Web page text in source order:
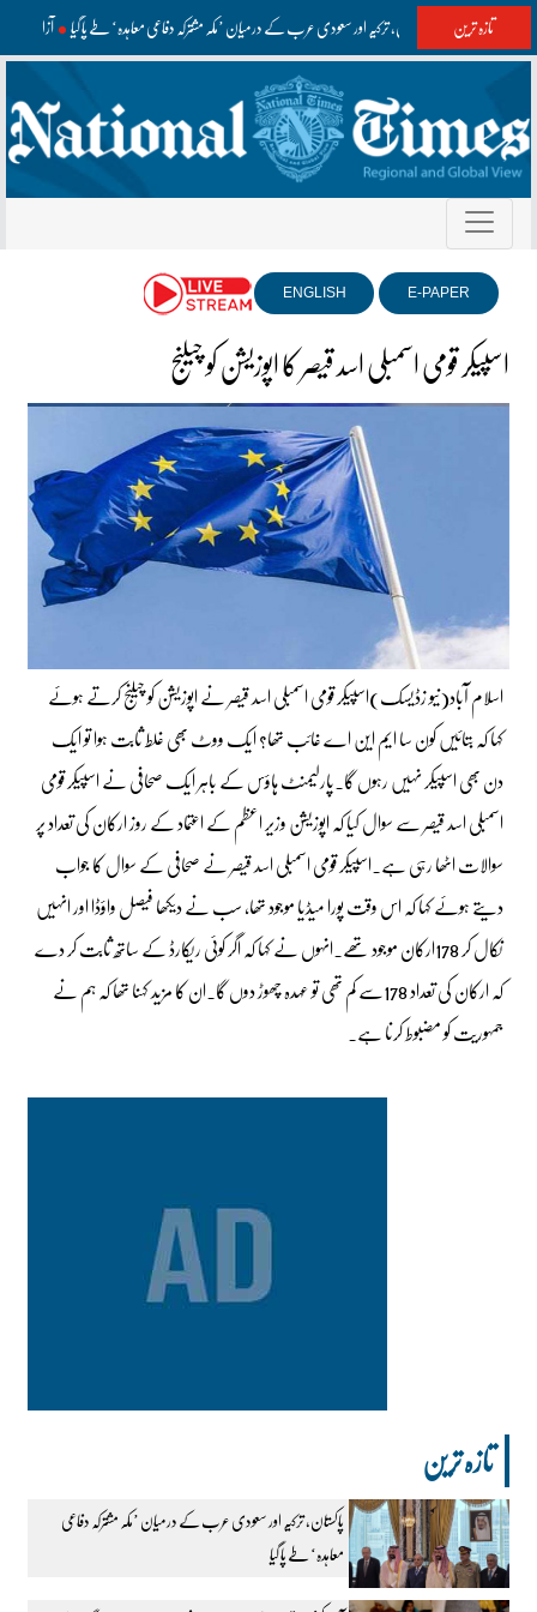
تازہ ترین پاکستان، ترکیہ اور سعودی عرب کے درمیان ’مکہ مشترکہ دفاعی معاہدہ‘ طے پا گیا
E-PAPER
ENGLISH
اسپیکر قومی اسمبلی اسد قیصر کا اپوزیشن کو چیلنج
اسلام آباد(نیو زڈیسک)اسپیکر قومی اسمبلی اسد قیصر نے اپوزیشن کو چیلنج کرتے ہوئے
کہا کہ بتائیں کون سا ایم این اے غائب تھا؟ ایک ووٹ بھی غلط ثابت ہوا تو ایک
دن بھی اسپیکر نہیں رہوں گا۔پارلیمنٹ ہاؤس کے باہر ایک صحافی نے اسپیکر قومی
اسمبلی اسد قیصر سے سوال کیا کہ اپوزیشن وزیر اعظم کے اعتماد کے روز ارکان کی تعداد پر
سوالات اٹھا رہی ہے۔اسپیکر قومی اسمبلی اسد قیصر نے صحافی کے سوال کا جواب
دیتے ہوئے کہا کہ اس وقت پورا میڈیا موجود تھا، سب نے دیکھا فیصل واؤڈا اور انہیں
نکال کر 178ارکان موجود تھے۔انہوں نے کہا کہ اگر کوئی ریکارڈ کے ساتھ ثابت کر دے
کہ ارکان کی تعداد 178سے کم تھی تو عہدہ چھوڑ دوں گا۔ان کا مزید کہنا تھا کہ ہم نے
جمہوریت کو مضبوط کرنا ہے۔
تازہ ترین
پاکستان، ترکیہ اور سعودی عرب کے درمیان ’مکہ مشترکہ دفاعی
معاہدہ‘ طے پا گیا